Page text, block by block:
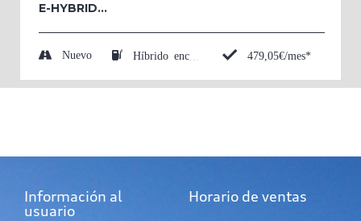
E-HYBRID...
Nuevo 479,05€/mes*
Información al
usuario
Horario de ventas